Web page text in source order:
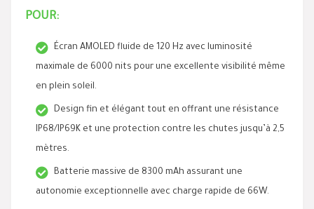
POUR:
Écran AMOLED fluide de 120 Hz avec luminosité
maximale de 6000 nits pour une excellente visibilité même
en plein soleil.
Design fin et élégant tout en offrant une résistance
IP68/IP69K et une protection contre les chutes jusqu’à 2,5
mètres.
Batterie massive de 8300 mAh assurant une
autonomie exceptionnelle avec charge rapide de 66W.